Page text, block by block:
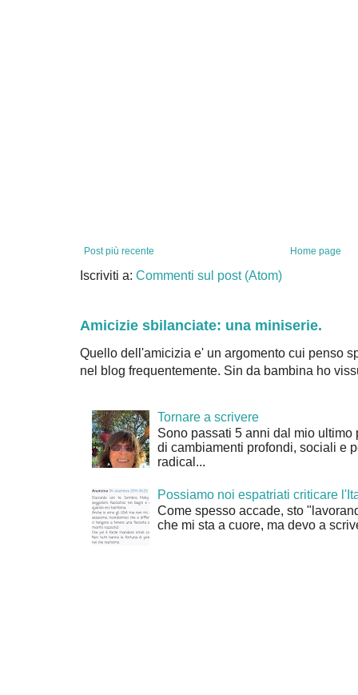
Post più recente Home page
Iscriviti a: Commenti sul post (Atom)
Amicizie sbilanciate: una miniserie.
Quello dell'amicizia e' un argomento cui penso
nel blog frequentemente. Sin da bambina ho
Tornare a scrivere
Sono passati 5 anni dal mio
di cambiamenti profondi, sociali e
radical...
Possiamo noi espatriati criticare
Come spesso accade, sto
che mi sta a cuore, ma devo a